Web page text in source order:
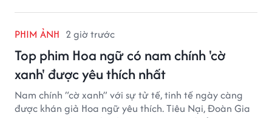
PHIM ẢNH 2 giờ trước
Top phim Hoa ngữ có nam chính 'cờ
xanh' được yêu thích nhất
Nam chính “cờ xanh” với sự tử tế, tinh tế ngày càng
được khán giả Hoa ngữ yêu thích. Tiêu Nại, Đoàn Gia